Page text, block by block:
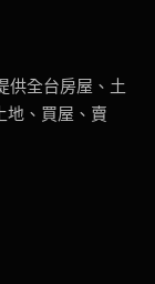
供全台房屋、土
地、買屋、賣